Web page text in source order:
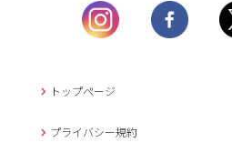
土曜日、日曜日、臨
時休業日を除く。
のぞき翌日営業日以降に
返信させていただきま
年末年始、大型連休
トップページ
プライバシー規約